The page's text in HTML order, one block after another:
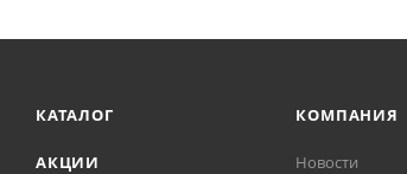
КАТАЛОГ
АКЦИИ
КОМПАНИЯ
Новости